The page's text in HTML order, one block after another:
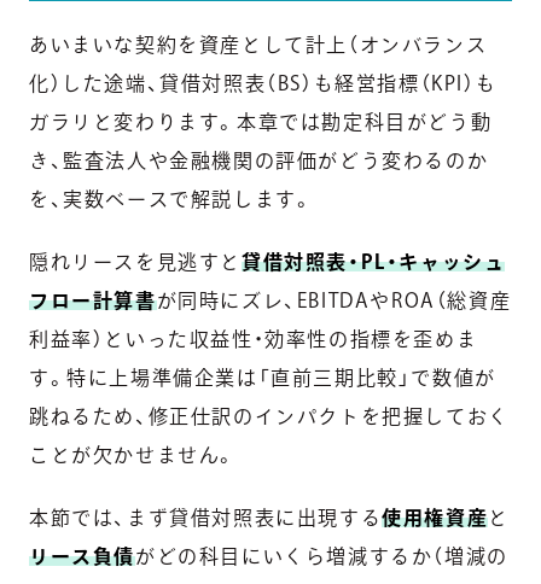
あいまいな契約を資産として計上（オンバランス
化）した途端、貸借対照表（BS）も経営指標（KPI）も
ガラリと変わります。本章では勘定科目がどう動
き、監査法人や金融機関の評価がどう変わるのか
を、実数ベースで解説します。
隠れリースを見逃すと 貸借対照表・PL・キャッシュ
フロー計算書が同時にズレ、EBITDAやROA（総資産
利益率）といった収益性・効率性の指標を歪めま
す。特に上場準備企業は「直前三期比較」で数値が
跳ねるため、修正仕訳のインパクトを把握しておく
ことが欠かせません。
本節では、まず貸借対照表に出現する使用権資産と
リース負債がどの科目にいくら増減するか（増減の